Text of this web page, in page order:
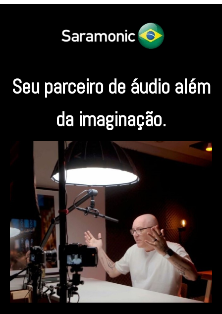
Seu parceiro de áudio além
da imaginação.